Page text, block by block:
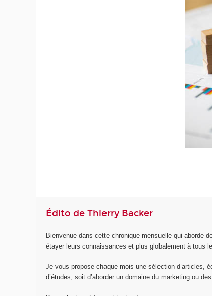
Édito de Thierry Backer
Bienvenue dans cette chronique mensuelle qui aborde
étayer leurs connaissances et plus globalement à tous
Je vous propose chaque mois une sélection d’articles,
d’études, soit d’aborder un domaine du marketing ou